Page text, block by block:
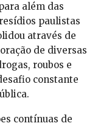
além das
paulistas
através de
de diversas
roubos e
constante
contínuas de